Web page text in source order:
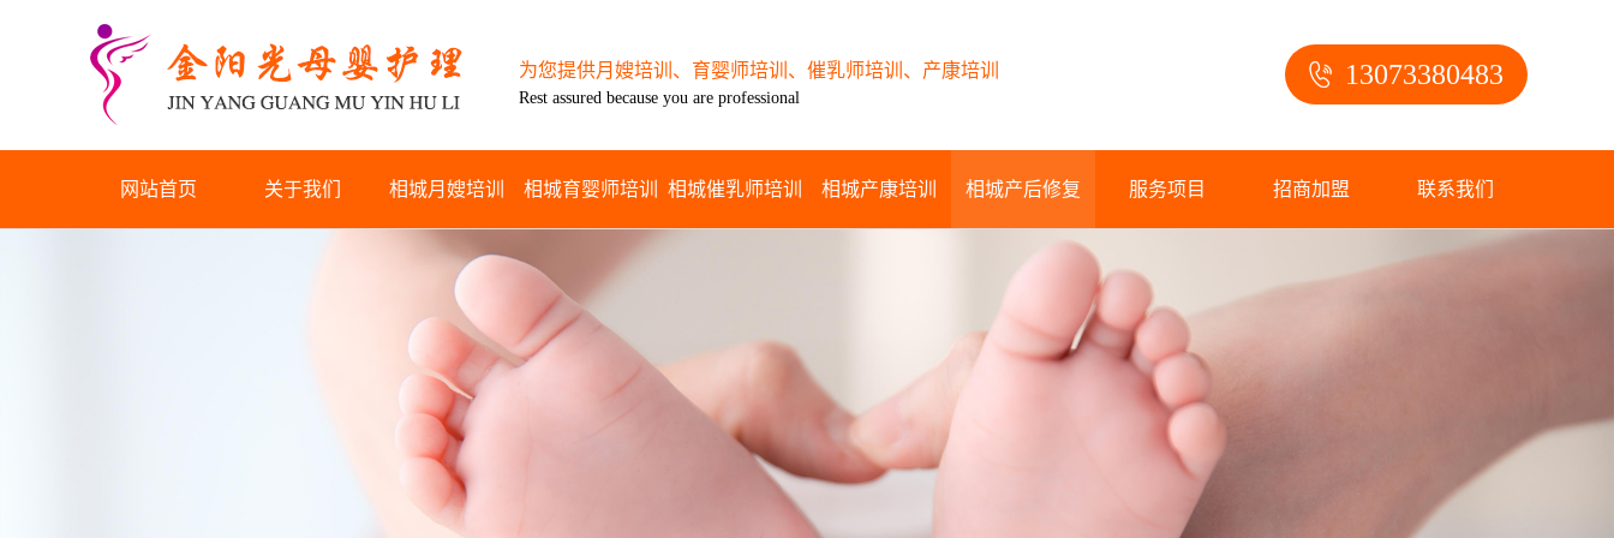
为您提供月嫂培训、育婴师培训、催乳师培训、产康培训
Rest assured because you are professional
13073380483
网站首页 关于我们 相城月嫂培训 相城育婴师培训 相城催乳师培训 相城产康培训 相城产后修复 服务项目 招商加盟 联系我们